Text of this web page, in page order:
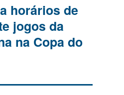
horários de
jogos da
na Copa do